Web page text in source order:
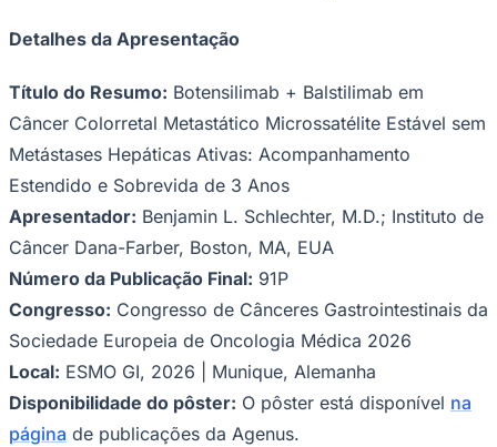
Fluminense
Detalhes da Apresentação
Título do Resumo: Botensilimab + Balstilimab em
Câncer Colorretal Metastático Microssatélite Estável sem
Metástases Hepáticas Ativas: Acompanhamento
Estendido e Sobrevida de 3 Anos
Apresentador: Benjamin L. Schlechter, M.D.; Instituto de
Câncer Dana-Farber, Boston, MA, EUA
Número da Publicação Final: 91P
Congresso: Congresso de Cânceres Gastrointestinais da
Sociedade Europeia de Oncologia Médica 2026
Local: ESMO GI, 2026 | Munique, Alemanha
Disponibilidade do pôster: O pôster está disponível na
página de publicações da Agenus.